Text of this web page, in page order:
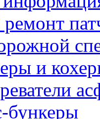
и
бункеры